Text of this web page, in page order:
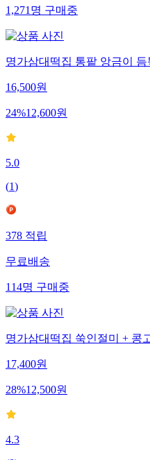
1,271명구매중
명가삼대떡집 통팥 앙금이
16,500원
24%12,600원
5.0
(1)
378적립
무료배송
114명구매중
명가삼대떡집 쑥인절미 + 콩
17,400원
28%12,500원
4.3